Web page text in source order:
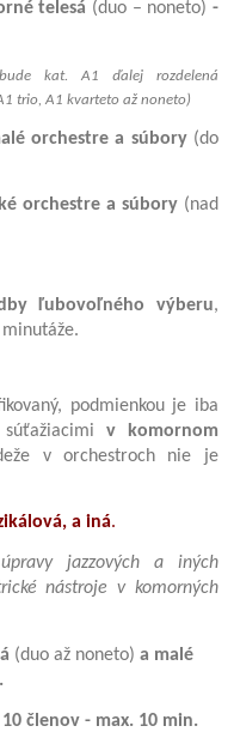
telesá (duo – noneto) -
kat. A1 ďalej rozdelená
trio, A1 kvarteto až noneto)
a súbory (do
a súbory (nad
ľubovoľného výberu,
podmienkou je iba
v komornom
v orchestroch nie je
a iná.
jazzových a iných
nástroje v komorných
(duo až noneto) a malé
- max. 10 min.